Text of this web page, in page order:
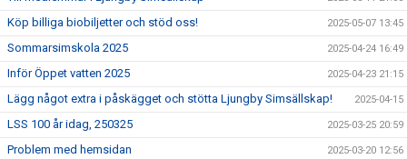
Köp billiga biobiljetter och stöd oss! 2025-05-07 13:45
Sommarsimskola 2025 2025-04-24 16:49
Inför Öppet vatten 2025 2025-04-23 21:15
Lägg något extra i påskägget och stötta Ljungby Simsällskap! 2025-04-15
LSS 100 år idag, 250325 2025-03-25 20:59
Problem med hemsidan 2025-03-20 12:56